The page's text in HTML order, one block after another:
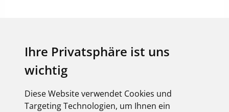
Ihre Privatsphäre ist uns
wichtig
Diese Website verwendet Cookies und
Targeting Technologien, um Ihnen ein